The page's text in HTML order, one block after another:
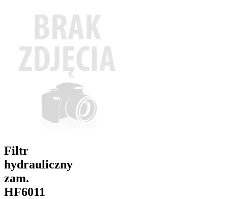
Filtr
hydrauliczny
zam.
HF6011